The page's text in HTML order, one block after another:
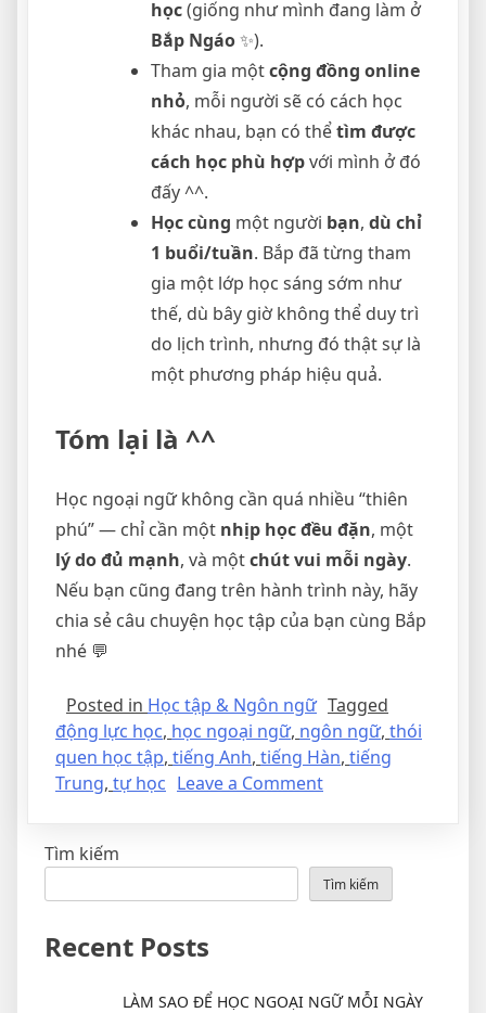
học(giống như mình đang làm ở
Bắp Ngáo✨).
Tham gia mộtcộng đồng online
nhỏ, mỗi người sẽ có cách học
khác nhau, bạn có thểtìm được
cách học phù hợpvới mình ở đó
đấy ^^.
Học cùng một người bạn, dù chỉ
1 buổi/tuần. Bắp đã từng tham
gia một lớp học sáng sớm như
thế, dù bây giờ không thể duy trì
do lịch trình, nhưng đó thật sự là
một phương pháp hiệu quả.
Tóm lại là ^^
Học ngoại ngữ không cần quá nhiều “thiên
phú” — chỉ cần một nhịp học đều đặn, một
lý do đủ mạnh, và mộtchút vui mỗi ngày.
Nếu bạn cũng đang trên hành trình này, hãy
chia sẻ câu chuyện học tập của bạn cùng Bắp
nhé 💬
Posted in Học tập & Ngôn ngữ Tagged
động lực học, học ngoại ngữ, ngôn ngữ, thói
quen học tập, tiếng Anh, tiếng Hàn, tiếng
Trung, tự học Leave a Comment
Tìm kiếm
Tìm kiếm
Recent Posts
LÀM SAO ĐỂ HỌC NGOẠI NGỮ MỖI NGÀY